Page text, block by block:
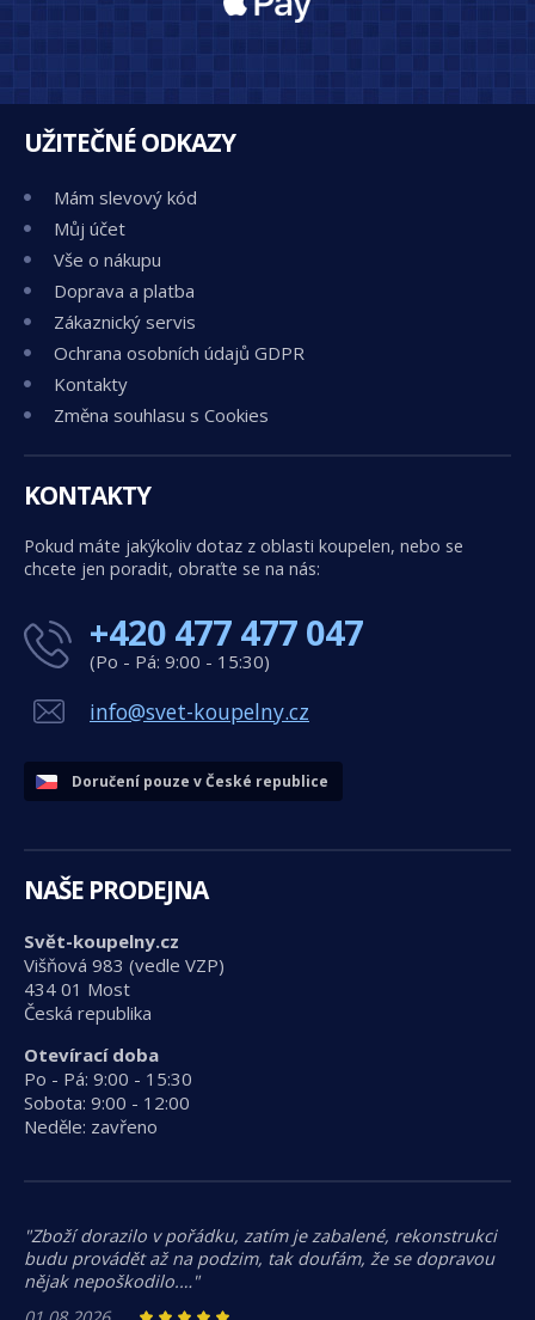
UŽITEČNÉ ODKAZY
Mám slevový kód
Můj účet
Vše o nákupu
Doprava a platba
Zákaznický servis
Ochrana osobních údajů GDPR
Kontakty
Změna souhlasu s Cookies
KONTAKTY
Pokud máte jakýkoliv dotaz z oblasti koupelen, nebo se
chcete jen poradit, obraťte se na nás:
+420 477 477 047
(Po - Pá: 9:00 - 15:30)
info@svet-koupelny.cz
Doručení pouze v České republice
NAŠE PRODEJNA
Svět-koupelny.cz
Višňová 983 (vedle VZP)
434 01 Most
Česká republika
Otevírací doba
Po - Pá: 9:00 - 15:30
Sobota: 9:00 - 12:00
Neděle: zavřeno
"Zboží dorazilo v pořádku, zatím je zabalené, rekonstrukci
budu provádět až na podzim, tak doufám, že se dopravou
nějak nepoškodilo.…"